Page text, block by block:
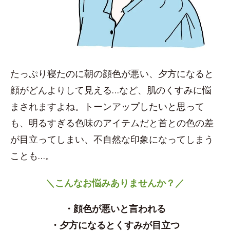
たっぷり寝たのに朝の顔色が悪い、夕方になると
顔がどんよりして見える…など、肌のくすみに悩
まされますよね。トーンアップしたいと思って
も、明るすぎる色味のアイテムだと首との色の差
が目立ってしまい、不自然な印象になってしまう
ことも…。
＼こんなお悩みありませんか？／
・顔色が悪いと言われる
・夕方になるとくすみが目立つ